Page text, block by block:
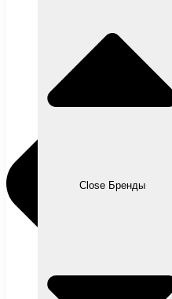
Close Бренды